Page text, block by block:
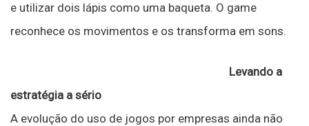
e utilizar dois lápis como uma baqueta. O game
reconhece os movimentos e os transforma em sons.
Levando a
estratégia a sério
A evolução do uso de jogos por empresas ainda não